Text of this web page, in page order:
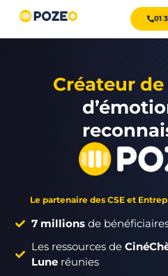
01
Créateur
Le partenaire des CSE et
7 millionsde
Les ressources de
Luneréunies